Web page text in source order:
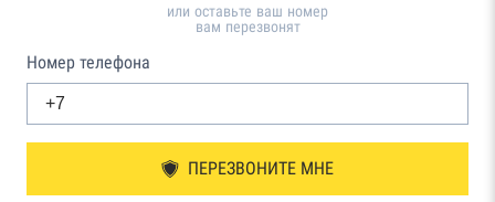
или оставьте ваш номер
вам перезвонят
Номер телефона
ПЕРЕЗВОНИТЕ МНЕ